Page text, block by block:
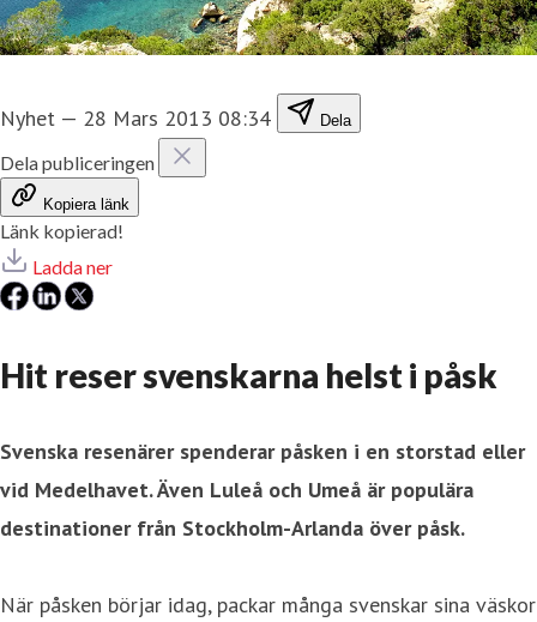
Nyhet — 28 Mars 2013 08:34 Dela
Dela publiceringen
Kopiera länk
Länk kopierad!
Ladda ner
Hit reser svenskarna helst i påsk
Svenska resenärer spenderar påsken i en storstad eller
vid Medelhavet. Även Luleå och Umeå är populära
destinationer från Stockholm-Arlanda över påsk.
När påsken börjar idag, packar många svenskar sina väskor